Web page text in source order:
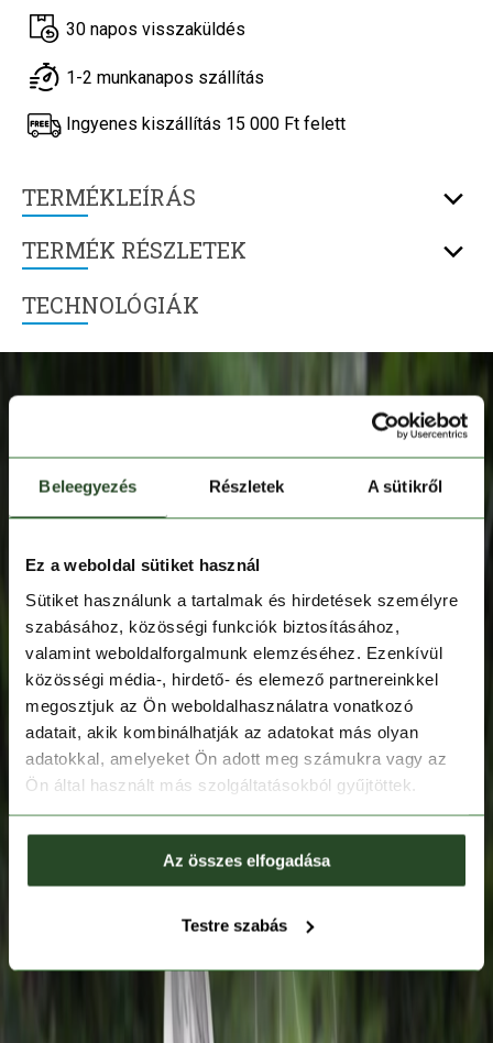
Beleegyezés Részletek A sütikről
Ez a weboldal sütiket használ
Sütiket használunk a tartalmak és hirdetések személyre
szabásához, közösségi funkciók biztosításához,
valamint weboldalforgalmunk elemzéséhez. Ezenkívül
közösségi média-, hirdető- és elemező partnereinkkel
megosztjuk az Ön weboldalhasználatra vonatkozó
adatait, akik kombinálhatják az adatokat más olyan
adatokkal, amelyeket Ön adott meg számukra vagy az
Ön által használt más szolgáltatásokból gyűjtöttek.
Az összes elfogadása
Testre szabás
TERMÉKLEÍRÁS
TERMÉK RÉSZLETEK
TECHNOLÓGIÁK
30 napos visszaküldés
1-2 munkanapos szállítás
Ingyenes kiszállítás 15 000 Ft felett